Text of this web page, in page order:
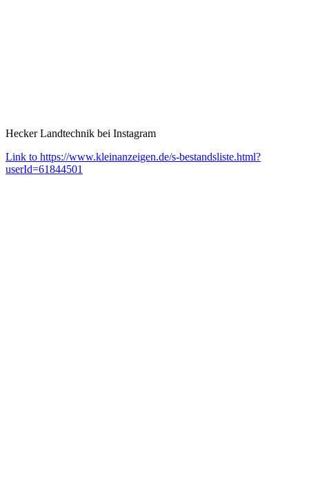
Hecker Landtechnik bei Instagram
Link to https://www.kleinanzeigen.de/s-bestandsliste.html?
userId=61844501